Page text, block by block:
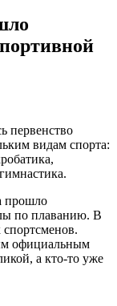
первенство
видам спорта:
прошло
по плаванию. В
официальным
а кто-то уже